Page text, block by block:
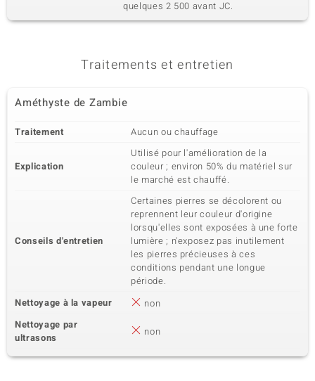
quelques 2 500 avant JC.
Traitements et entretien
Améthyste de Zambie
Traitement Aucun ou chauffage
Explication
Utilisé pour l'amélioration de la
couleur ; environ 50% du matériel sur
le marché est chauffé.
Conseils d'entretien
Certaines pierres se décolorent ou
reprennent leur couleur d'origine
lorsqu'elles sont exposées à une forte
lumière ; n'exposez pas inutilement
les pierres précieuses à ces
conditions pendant une longue
période.
Nettoyage à la vapeur
non
Nettoyage par
ultrasons
non